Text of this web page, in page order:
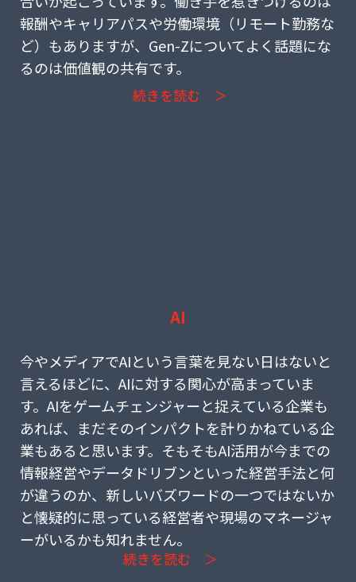
報酬やキャリアパスや労働環境（リモート勤務な
ど）もありますが、Gen-Zについてよく話題にな
るのは価値観の共有です。
続きを読む ＞
AI
今やメディアでAIという言葉を見ない日はないと
言えるほどに、AIに対する関心が高まっていま
す。AIをゲームチェンジャーと捉えている企業も
あれば、まだそのインパクトを計りかねている企
業もあると思います。そもそもAI活用が今までの
情報経営やデータドリブンといった経営手法と何
が違うのか、新しいバズワードの一つではないか
と懐疑的に思っている経営者や現場のマネージャ
ーがいるかも知れません。
続きを読む ＞